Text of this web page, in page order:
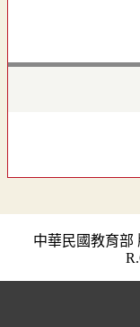
中華民國教育部